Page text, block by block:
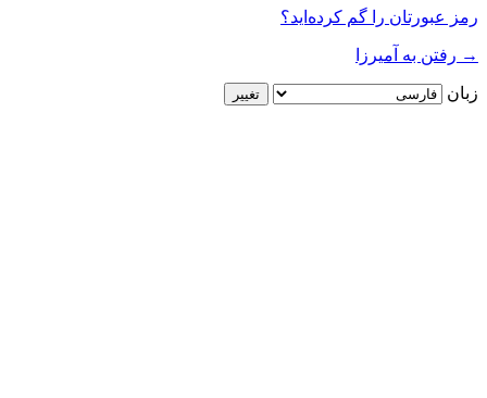
رمز عبورتان را گم کرده‌اید؟
→ رفتن به آمیرزا
زبان